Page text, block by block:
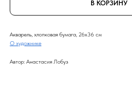
В КОРЗИНУ
Акварель, хлопковая бумага, 26x36 см
О художнике
Автор: Анастасия Лобуз